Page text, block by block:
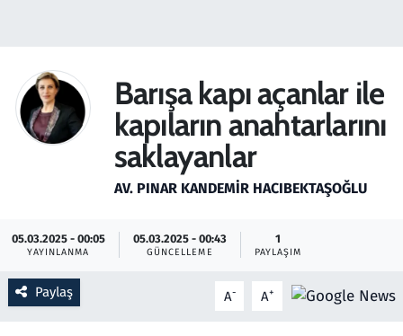
Barışa kapı açanlar ile
kapıların anahtarlarını
saklayanlar
AV. PINAR KANDEMIR HACIBEKTAŞOĞLU
05.03.2025 - 00:05
YAYINLANMA
05.03.2025 - 00:43
GÜNCELLEME
1
PAYLAŞIM
Paylaş A- A+
Haber
Kültür Sanat
Kurumsal Haberler
Memur ve Kamu
Otomobil